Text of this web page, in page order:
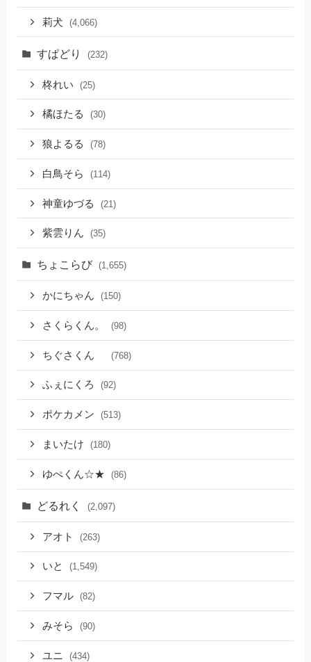
莉犬 (4,066)
すぱどり (232)
柊れい (25)
橘ほたる (30)
狼よるる (78)
白鳥そら (114)
神童ゆづる (21)
紫雲りん (35)
ちょこらび (1,655)
かにちゃん (150)
さくらくん。 (98)
ちぐさくん (768)
ふぇにくろ (92)
ポケカメン (513)
まいたけ (180)
ゆぺくん☆★ (86)
どるれく (2,097)
アオト (263)
いと (1,549)
フマル (82)
みそら (90)
ユニ (434)